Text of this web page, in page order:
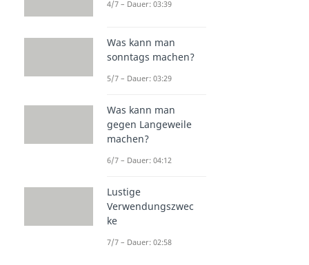
4/7 – Dauer: 03:39
Was kann man
sonntags machen?
5/7 – Dauer: 03:29
Was kann man
gegen Langeweile
machen?
6/7 – Dauer: 04:12
Lustige
Verwendungszwec
ke
7/7 – Dauer: 02:58